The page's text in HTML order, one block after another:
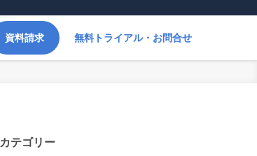
資料請求 無料トライアル・お問合せ
カテゴリー